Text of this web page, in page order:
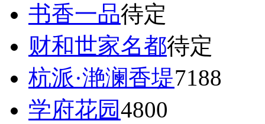
书香一品待定
财和世家名都待定
杭派·滟澜香堤7188
学府花园4800